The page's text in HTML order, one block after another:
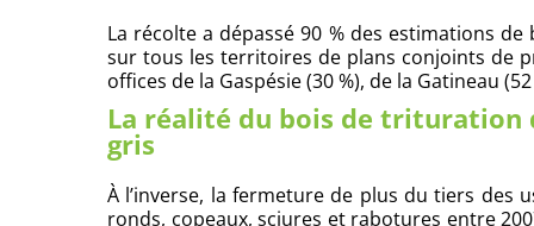
La récolte a dépassé 90 % des estimations
sur tous les territoires de plans conjoints de
offices de la Gaspésie (30 %), de la Gatineau
La réalité du bois de trituration
gris
À l’inverse, la fermeture de plus du tiers des
ronds, copeaux, sciures et rabotures entre